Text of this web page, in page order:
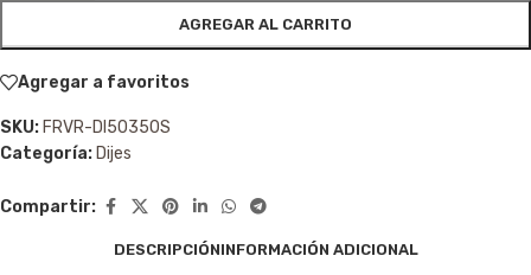
AGREGAR AL CARRITO
Agregar a favoritos
SKU: FRVR-DI50350S
Categoría: Dijes
Compartir:
DESCRIPCIÓNINFORMACIÓN ADICIONAL